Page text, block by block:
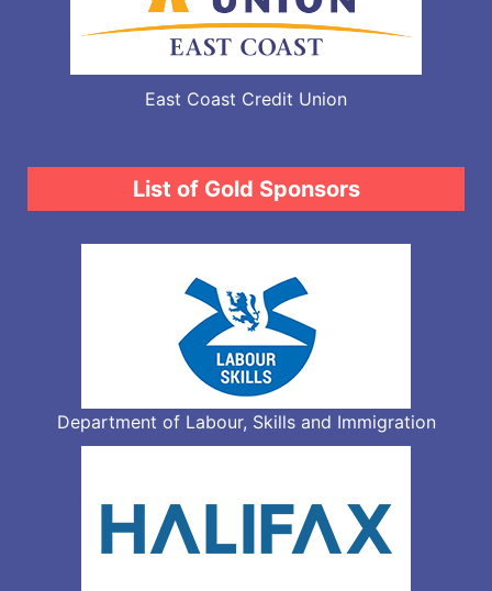
East Coast Credit Union
List of Gold Sponsors
Department of Labour, Skills and Immigration